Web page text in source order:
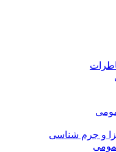
و جرم شناسی